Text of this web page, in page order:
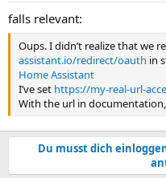
falls relevant:
Oups. I didn’t realize that we
assistant.io/redirect/oauth in
Home Assistant
I’ve set https://my-real-url-
With the url in
Du musst dich